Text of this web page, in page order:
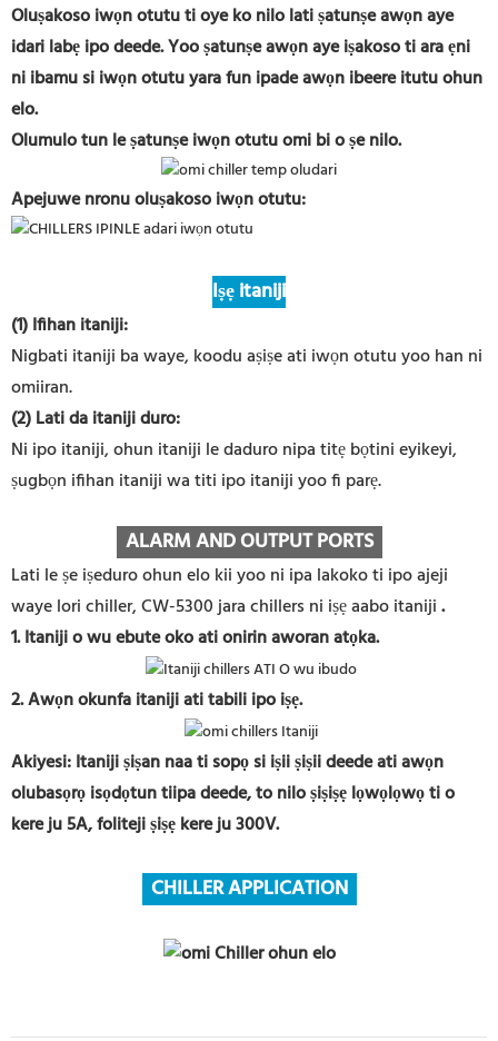
Oluṣakoso iwọn otutu ti oye ko nilo lati ṣatunṣe awọn aye
idari labẹ ipo deede. Yoo ṣatunṣe awọn aye iṣakoso ti ara ẹni
ni ibamu si iwọn otutu yara fun ipade awọn ibeere itutu ohun
elo.
Olumulo tun le ṣatunṣe iwọn otutu omi bi o ṣe nilo.
Apejuwe nronu oluṣakoso iwọn otutu:
Iṣẹ itaniji
(1) Ifihan itaniji:
Nigbati itaniji ba waye, koodu aṣiṣe ati iwọn otutu yoo han ni
omiiran.
(2) Lati da itaniji duro:
Ni ipo itaniji, ohun itaniji le daduro nipa titẹ bọtini eyikeyi,
ṣugbọn ifihan itaniji wa titi ipo itaniji yoo fi parẹ.
ALARM AND OUTPUT PORTS
Lati le ṣe iṣeduro ohun elo kii yoo ni ipa lakoko ti ipo ajeji
waye lori chiller, CW-5300 jara chillers ni iṣẹ aabo itaniji.
1. Itaniji o wu ebute oko ati onirin aworan atọka.
2. Awọn okunfa itaniji ati tabili ipo iṣẹ.
Akiyesi: Itaniji ṣiṣan naa ti sopọ si iṣii ṣiṣii deede ati awọn
olubasọrọ isọdọtun tiipa deede, to nilo ṣiṣiṣẹ lọwọlọwọ ti o
kere ju 5A, foliteji ṣiṣẹ kere ju 300V.
CHILLER APPLICATION